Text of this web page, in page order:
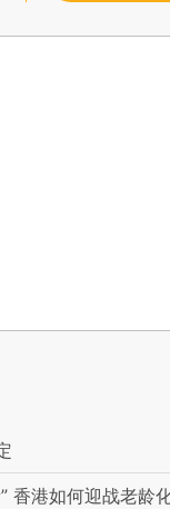
香港如何迎战老龄